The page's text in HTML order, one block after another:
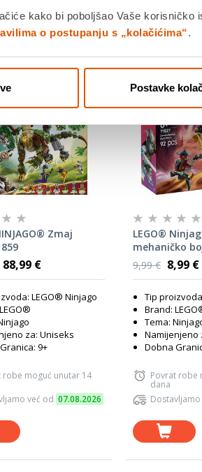
kako bi poboljšao Vaše
o postupanju s „kolačićima“.
Postavke
Zmaj
88,99 €
LEGO® Ninjago
za: Uniseks
9+
robe moguć unutar 14
već od 07.08.2026
LEGO®
mehaničko
71827
9,99 € 8,99 €
Tip
Brand:
Tema:
Namijenjeno
Dobna
Povrat robe
dana